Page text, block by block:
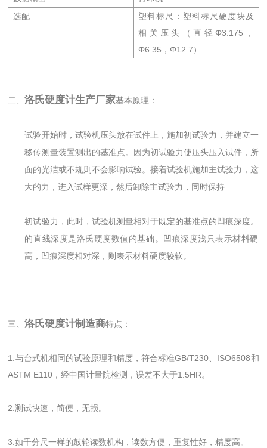
选配
塑料标尺：塑料标尺硬度块及
相关压头（直径Φ3.175，
Φ6.35，Φ12.7）
二、洛氏硬度计生产厂家基本原理：
试验开始时，试验机压头放在试件上，施加初试验力，并建立一
移传测量装置测出的基准点。因为初试验力使压头压入试件，所
面的光洁或不规则不会影响试验。接着试验机施加主试验力，这
大的力，进入试样更深，然后卸除主试验力，同时保持
初试验力，此时，试验机测量相对于既定的基准点的凹痕深度。
的直线深度是洛氏硬度数值的基础。凹痕深度浅只表示材料硬
高，凹痕深度相对深，则表示材料硬度较软。
三、洛氏硬度计制造商特点：
1.与台式机相同的试验原理和精度，符合标准GB/T230、ISO6508和
ASTM E110，经中国计量院检测，误差不大于1.5HR。
2.测试快速，简便，无损。
3.如千分尺一样的鼓轮读数机构，读数方便，重复性好，精度高。